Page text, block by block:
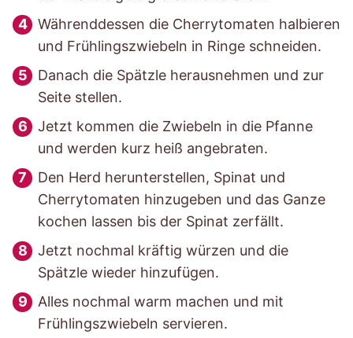
Währenddessen die Cherrytomaten halbieren
und Frühlingszwiebeln in Ringe schneiden.
Danach die Spätzle herausnehmen und zur
Seite stellen.
Jetzt kommen die Zwiebeln in die Pfanne
und werden kurz heiß angebraten.
Den Herd herunterstellen, Spinat und
Cherrytomaten hinzugeben und das Ganze
kochen lassen bis der Spinat zerfällt.
Jetzt nochmal kräftig würzen und die
Spätzle wieder hinzufügen.
Alles nochmal warm machen und mit
Frühlingszwiebeln servieren.